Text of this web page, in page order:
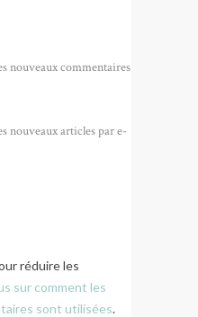
nouveaux commentaires
nouveaux articles par e-
réduire les
sur comment les
sont utilisées.